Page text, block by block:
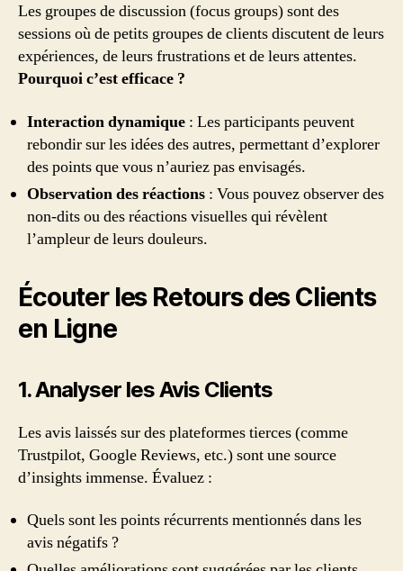
Les groupes de discussion (focus groups) sont des
sessions où de petits groupes de clients discutent de leurs
expériences, de leurs frustrations et de leurs attentes.
Pourquoi c’est efficace ?
Interaction dynamique : Les participants peuvent
rebondir sur les idées des autres, permettant d’explorer
des points que vous n’auriez pas envisagés.
Observation des réactions : Vous pouvez observer des
non-dits ou des réactions visuelles qui révèlent
l’ampleur de leurs douleurs.
Écouter les Retours des Clients
en Ligne
1. Analyser les Avis Clients
Les avis laissés sur des plateformes tierces (comme
Trustpilot, Google Reviews, etc.) sont une source
d’insights immense. Évaluez :
Quels sont les points récurrents mentionnés dans les
avis négatifs ?